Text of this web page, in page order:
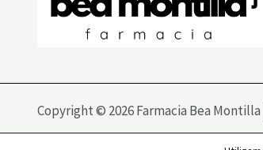
Copyright © 2026 Farmacia Bea